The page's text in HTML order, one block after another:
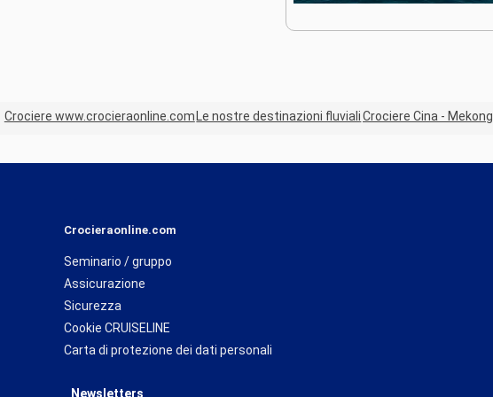
Crociere www.crocieraonline.com Le nostre destinazioni fluvialiCrociere Cina - Mekong
Crocieraonline.com
Seminario / gruppo
Assicurazione
Sicurezza
Cookie CRUISELINE
Carta di protezione dei dati personali
Newsletters